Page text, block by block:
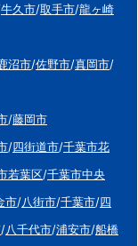
牛久市/取手市/龍ヶ崎
沼市/佐野市/真岡市/
/藤岡市
/四街道市/千葉市花
若葉区/千葉市中央
市/八街市/千葉市/四
/八千代市/浦安市/船橋